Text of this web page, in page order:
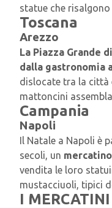
statue che
Toscana
Arezzo
La Piazza Grande
dalla gastronomia
dislocate tra la città
mattoncini
Campania
Napoli
Il Natale a Napoli è
secoli, un
vendita le loro
mustacciuoli, tipici
I